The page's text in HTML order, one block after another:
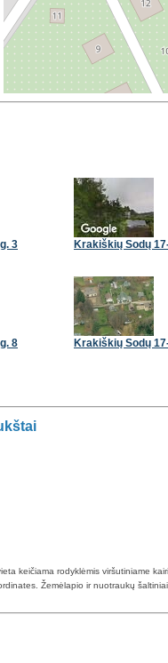
3 Krakiškių Sodų
8 Krakiškių Sodų
keičiama rodyklėmis viršutiniame
Žemėlapio ir nuotraukų